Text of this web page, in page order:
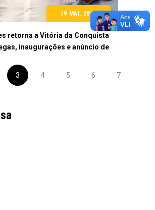
19 MAI, 2026
retorna a Vitória da Conquista
inaugurações e anúncio de
3 4 5 6 7